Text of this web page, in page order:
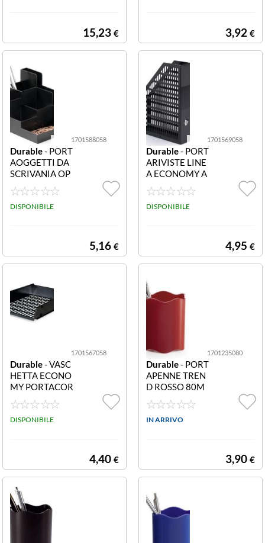
15,23 € 3,92 €
1701588058
Durable- PORT
AOGGETTI DA
SCRIVANIA OP
TIMO 1701588
058 PORTAOG
GETTI DA SCRI
PRODOTTE CO
COCOMPATIBI
LI, CERTIFICAT
O "BLUE ANGE
L".
DISPONIBILE
5,16 €
1701569058
Durable- PORT
ARIVISTE LINE
A ECONOMY A
4 1701569058
PORTARIVISTE
ECONOMY A4
DISPONIBILE
4,95 €
1701567058
Durable- VASC
HETTA ECONO
MY PORTACOR
RISPONDENZA
CARBONE 170
1567058 PORT
DISPONIBILE
4,40 €
1701235080
Durable- PORT
APENNE TREN
D ROSSO 80M
M 1701235080
Portapenne TRE
ND 80mm rosso
IN ARRIVO
3,90 €